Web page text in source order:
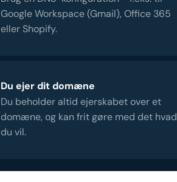
Google Workspace (Gmail), Office 365
eller Shopify.
Du ejer dit domæne
Du beholder altid ejerskabet over et
domæne, og kan frit gøre med det hvad
du vil.